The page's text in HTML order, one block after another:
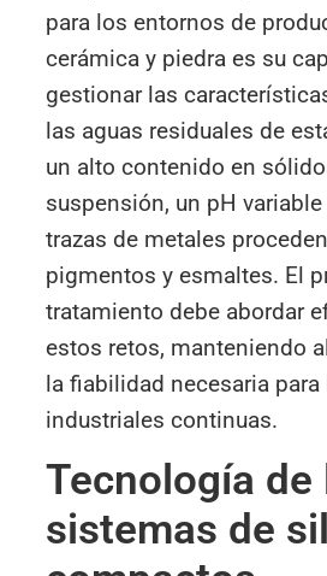
para los entornos de
cerámica y piedra es su
gestionar las
las aguas residuales de
un alto contenido en
suspensión, un pH variable
trazas de metales
pigmentos y esmaltes. El
tratamiento debe abordar
estos retos, manteniendo
la fiabilidad necesaria
industriales continuas.
Tecnología de
sistemas de